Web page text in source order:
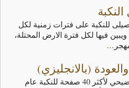
للنكبة على فترات زمنية لكل
فيها لكل فترة الارض المحتلة،
...
(بالانجليزي)